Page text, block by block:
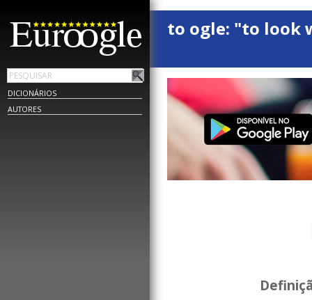
DICIONÁRIOS
AUTORES
to ogle: "to look